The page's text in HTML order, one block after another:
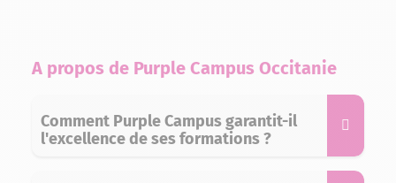
A propos de Purple Campus Occitanie
Comment Purple Campus garantit-il
l'excellence de ses formations ?